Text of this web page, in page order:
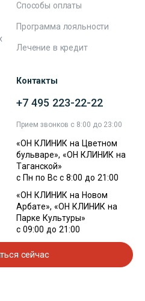
Способы оплаты
Программа лояльности
Лечение в кредит
Контакты
+7 495 223-22-22
Прием звонков с 8:00 до 23:00
«ОН КЛИНИК на Цветном
бульваре», «ОН КЛИНИК на
Таганской»
с Пн по Вс с 8:00 до 21:00
«ОН КЛИНИК на Новом
Арбате», «ОН КЛИНИК на
Парке Культуры»
с 09:00 до 21:00
сейчас